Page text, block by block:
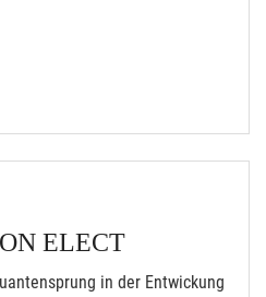
ELECT
in der Entwickung